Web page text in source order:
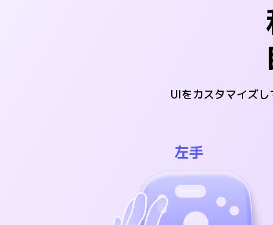
UIをカスタマイズ
左手